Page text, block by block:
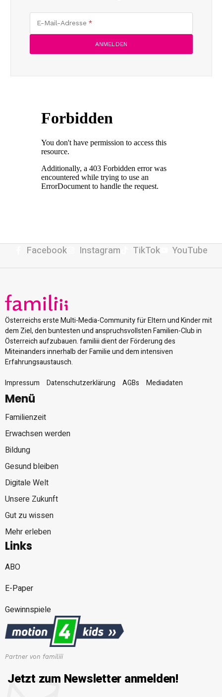
E-Mail-Adresse
Facebook Instagram TikTok YouTube
Österreichs erste Multi-Media-Community für Eltern und Kinder mit
dem Ziel, den buntesten und anspruchsvollsten Familien-Club in
Österreich aufzubauen. familiii dient der Förderung des
Miteinanders innerhalb der Familie und dem intensiven
Erfahrungsaustausch.
Impressum
Datenschutzerklärung AGBs Mediadaten
Menü
Familienzeit
Erwachsen werden
Bildung
Gesund bleiben
Digitale Welt
Unsere Zukunft
Gut zu wissen
Mehr erleben
Links
ABO
E-Paper
Gewinnspiele
Partner von familiii
Jetzt zum Newsletter anmelden!